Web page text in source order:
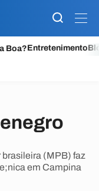
Boa?Entretenimento
(MPB) faz
em Campina